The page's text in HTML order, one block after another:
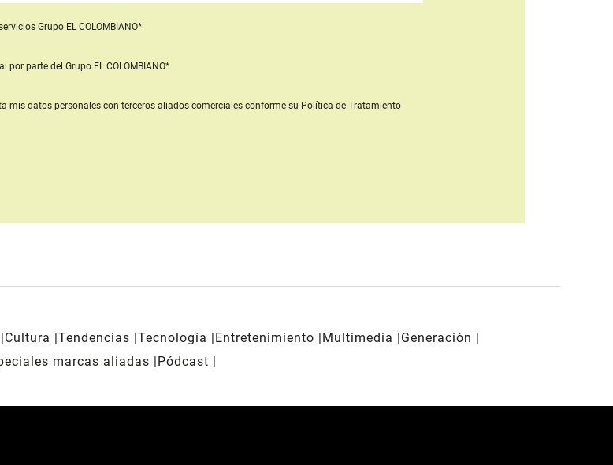
Grupo EL COLOMBIANO*
por parte del Grupo EL COLOMBIANO*
mis datos personales con terceros aliados comercialesconforme su Política de Tratamiento
Cultura Tendencias Tecnología Entretenimiento Multimedia
Generación
marcas aliadas
Pódcast